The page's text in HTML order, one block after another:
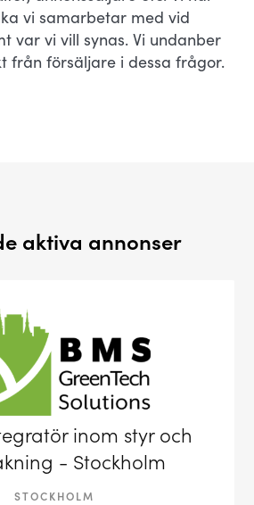
vi samarbetar med vid
var vi vill synas. Vi undanber
från försäljare i dessa frågor.
aktiva annonser
inom styr och
- Stockholm
STOCKHOLM